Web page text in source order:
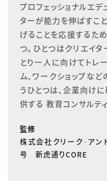
プロフェッショナルエデ
ターが能力を伸ばすこと
げることを応援するた
つ。ひとつはクリエイ
とり一人に向けてトレ
ム、ワークショップな
うひとつは、企業向け
供する 教育コンサルテ
監修
株式会社クリーク･アン
号 新虎通りCORE